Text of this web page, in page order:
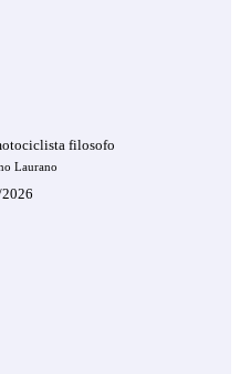
filosofo
Laurano